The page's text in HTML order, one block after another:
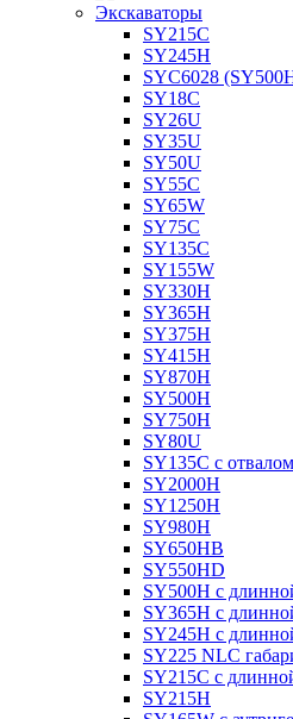
Экскаваторы
SY215C
SY245H
SYC6028
SY18C
SY26U
SY35U
SY50U
SY55C
SY65W
SY75C
SY135C
SY155W
SY330H
SY365H
SY375H
SY415H
SY870H
SY500H
SY750H
SY80U
SY135C с отвалом
SY2000H
SY1250H
SY980H
SY650HB
SY550HD
SY500H с
SY365H с
SY245H с
SY225 NLC
SY215C с
SY215H